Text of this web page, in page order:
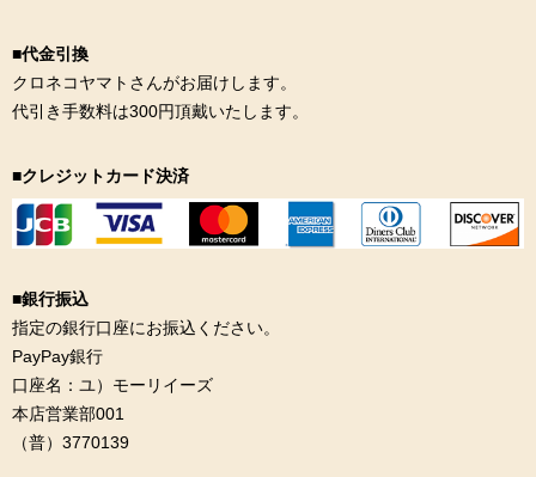
■代金引換
クロネコヤマトさんがお届けします。
代引き手数料は300円頂戴いたします。
■クレジットカード決済
■銀行振込
指定の銀行口座にお振込ください。
PayPay銀行
口座名：ユ）モーリイーズ
本店営業部001
（普）3770139